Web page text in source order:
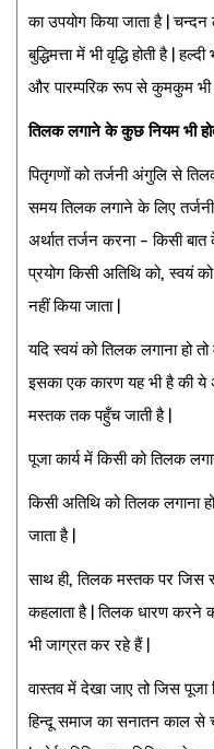
का उपयोग किया जाता है | चन्दन
बुद्धिमत्ता में भी वृद्धि होती है |
और पारम्परिक रूप से कुमकुम भी
तिलक लगाने के कुछ नियम भी
पितृगणों को तर्जनी अंगुलि से
समय तिलक लगाने के लिए तर्जनी
अर्थात तर्जन करना – किसी
प्रयोग किसी अतिथि को, स्वयं
नहीं किया जाता |
यदि स्वयं को तिलक लगाना हो
इसका एक कारण यह भी है की
मस्तक तक पहुँच जाती है |
पूजा कार्य में किसी को तिलक
किसी अतिथि को तिलक लगाना
जाता है |
साथ ही, तिलक मस्तक पर जिस
कहलाता है | तिलक धारण करने
भी जाग्रत कर रहे हैं |
वास्तव में देखा जाए तो जिस
हिन्दू समाज का सनातन काल से